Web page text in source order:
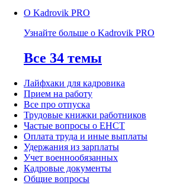
О Kadrovik PRO
Узнайте больше о Kadrovik PRO
Все 34 темы
Лайфхаки для кадровика
Прием на работу
Все про отпуска
Трудовые книжки работников
Частые вопросы о ЕНСТ
Оплата труда и иные выплаты
Удержания из зарплаты
Учет военнообязанных
Кадровые документы
Общие вопросы